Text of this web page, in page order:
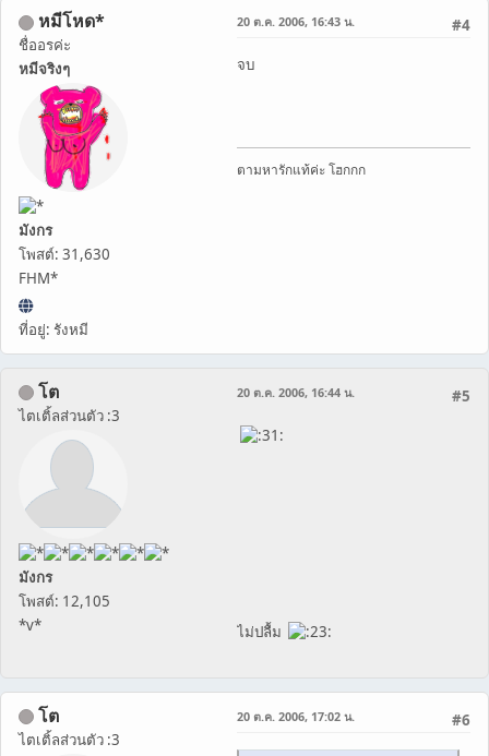
หมีโหด*
ชื่ออรค่ะ
หมีจริงๆ
มังกร
โพสต์: 31,630
FHM*
ที่อยู่: รังหมี
#4
20 ต.ค. 2006, 16:43 น.
จบ
ตามหารักแท้ค่ะ โฮกกก
โต
ไตเติ้ลส่วนตัว :3
มังกร
โพสต์: 12,105
*v*
#5
20 ต.ค. 2006, 16:44 น.
ไม่ปลื้ม
โต
ไตเติ้ลส่วนตัว :3
#6
20 ต.ค. 2006, 17:02 น.